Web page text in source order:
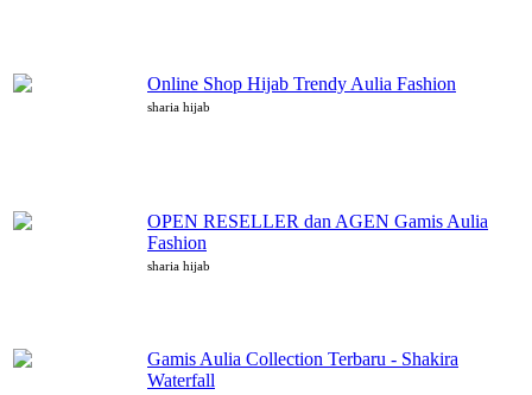
Online Shop Hijab Trendy Aulia Fashion
sharia hijab
OPEN RESELLER dan AGEN Gamis Aulia
Fashion
sharia hijab
Gamis Aulia Collection Terbaru - Shakira
Waterfall